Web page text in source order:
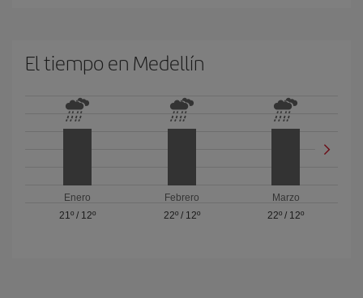
El tiempo en Medellín
Enero
21º/ 12º
Febrero
22º/ 12º
Marzo
22º / 12º